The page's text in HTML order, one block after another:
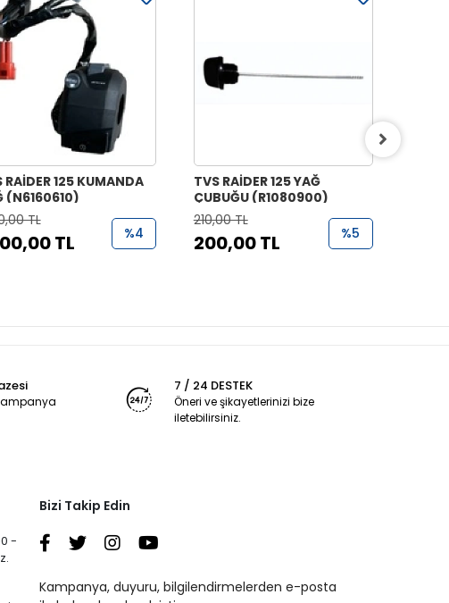
RAİDER 125 KUMANDA
(N6160610)
TL
TL %4
TVS RAİDER 125 YAĞ
ÇUBUĞU (R1080900)
210,00 TL
200,00 TL %5
7 / 24 DESTEK
Öneri ve şikayetlerinizi bize
iletebilirsiniz.
-
Bizi Takip Edin
Kampanya, duyuru, bilgilendirmelerden e-posta